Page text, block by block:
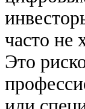
часто не
Это